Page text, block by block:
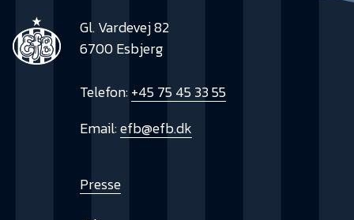
Gl. Vardevej 82
6700 Esbjerg
Telefon:+45 75 45 33 55
Email:efb@efb.dk
Presse